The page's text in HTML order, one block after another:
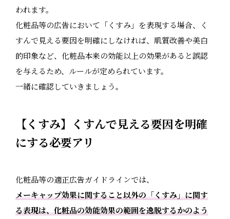
われます。
化粧品等の広告において「くすみ」を表現する場合、く
すんで見える要因を明確にしなければ、肌質改善や美白
的印象など、化粧品本来の効能以上の効果があると誤認
を与えるため、ルールが定められています。
一緒に確認していきましょう。
【くすみ】くすんで見える要因を明確
にする必要アリ
化粧品等の適正広告ガイドラインでは、
メーキャップ効果に関すること以外の「くすみ」に関す
る表現は、化粧品の効能効果の範囲を逸脱するかのよう